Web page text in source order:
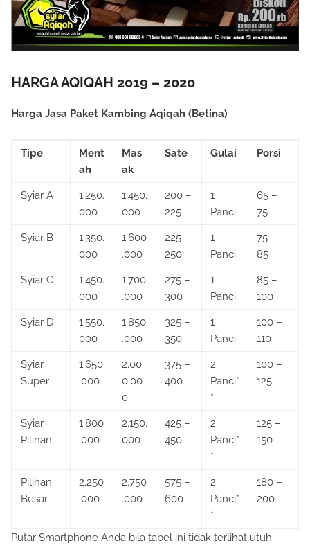
HARGA AQIQAH 2019 – 2020
Harga Jasa Paket Kambing Aqiqah (Betina)
Tipe
Ment
ah
Mas
ak
Sate Gulai Porsi
Syiar A
1.250.
000
1.450.
000
200 –
225
1
Panci
65 –
75
Syiar B
1.350.
000
1.600
.000
225 –
250
1
Panci
75 –
85
Syiar C
1.450.
000
1.700
.000
275 –
300
1
Panci
85 –
100
Syiar D
1.550.
000
1.850
.000
325 –
350
1
Panci
100 –
110
Syiar
Super
1.650
.000
2.00
0.00
0
375 –
400
2
Panci*
*
100 –
125
Syiar
Pilihan
1.800
.000
2.150.
000
425 –
450
2
Panci*
*
125 –
150
Pilihan
Besar
2.250
.000
2.750
.000
575 –
600
2
Panci*
*
180 –
200
Putar Smartphone Anda bila tabel ini tidak terlihat utuh